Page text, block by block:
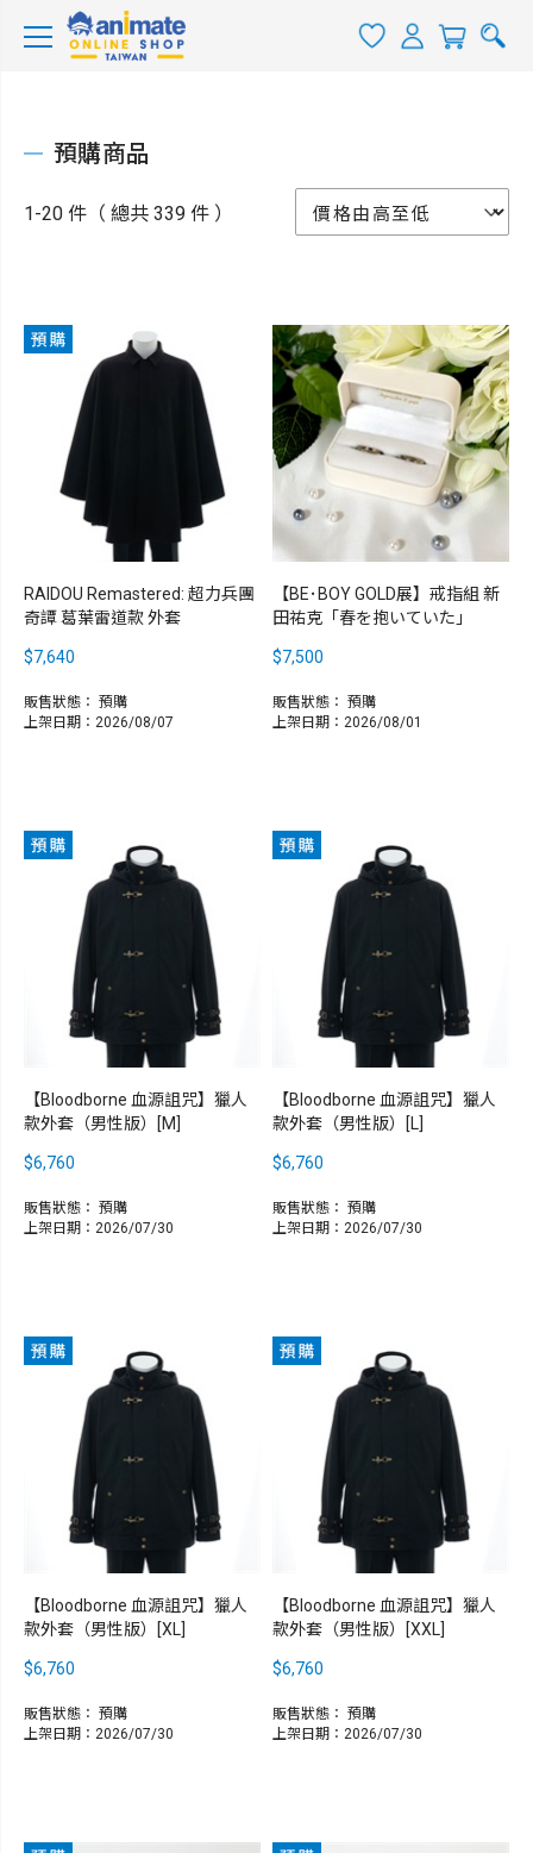
預購商品
1-20 件（ 總共 339 件 ）
RAIDOU Remastered: 超力兵團
奇譚 葛葉雷道款 外套
$7,640
販售狀態： 預購
上架日期：2026/08/07
【BE･BOY GOLD展】戒指組 新
田祐克「春を抱いていた」
$7,500
販售狀態： 預購
上架日期：2026/08/01
【Bloodborne 血源詛咒】獵人
款外套（男性版）[M]
$6,760
販售狀態： 預購
上架日期：2026/07/30
【Bloodborne 血源詛咒】獵人
款外套（男性版）[L]
$6,760
販售狀態： 預購
上架日期：2026/07/30
【Bloodborne 血源詛咒】獵人
款外套（男性版）[XL]
$6,760
販售狀態： 預購
上架日期：2026/07/30
【Bloodborne 血源詛咒】獵人
款外套（男性版）[XXL]
$6,760
販售狀態： 預購
上架日期：2026/07/30